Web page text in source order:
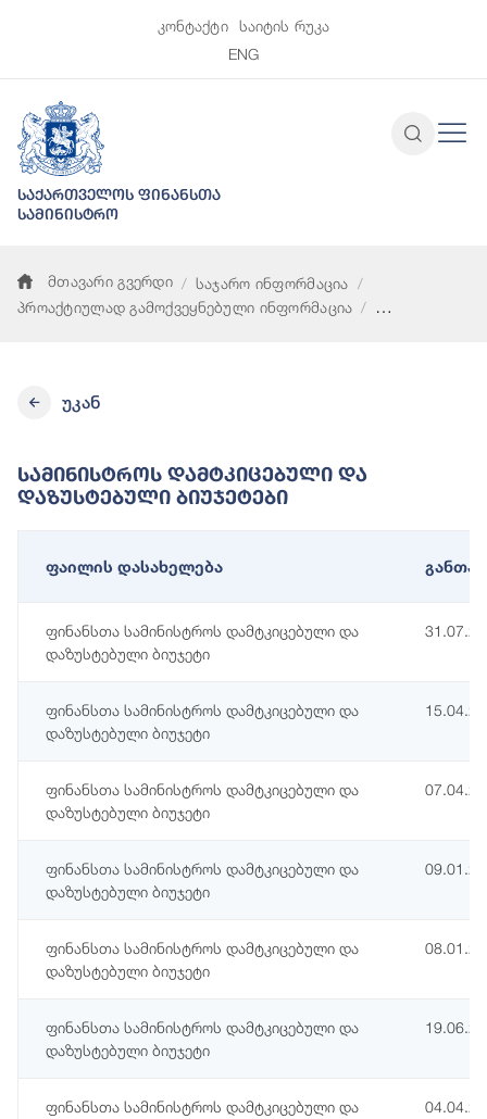
კონტაქტი
საიტის რუკა
ENG
საქართველოს ფინანსთა
სამინისტრო
მთავარი გვერდი
საჯარო ინფორმაცია
პროაქტიულად გამოქვეყნებული ინფორმაცია
უკან
Სამინისტროს Დამტკიცებული Და
Დაზუსტებული Ბიუჯეტები
ფაილის დასახელება
ფინანსთა სამინისტროს დამტკიცებული და
დაზუსტებული ბიუჯეტი
ფინანსთა სამინისტროს დამტკიცებული და
დაზუსტებული ბიუჯეტი
ფინანსთა სამინისტროს დამტკიცებული და
დაზუსტებული ბიუჯეტი
ფინანსთა სამინისტროს დამტკიცებული და
დაზუსტებული ბიუჯეტი
ფინანსთა სამინისტროს დამტკიცებული და
დაზუსტებული ბიუჯეტი
ფინანსთა სამინისტროს დამტკიცებული და
დაზუსტებული ბიუჯეტი
ფინანსთა სამინისტროს დამტკიცებული და